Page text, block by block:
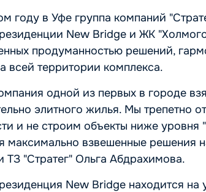
году в Уфе группа компаний
New Bridge и ЖК
продуманностью решений,
всей территории комплекса.
одной из первых в городе
элитного жилья. Мы трепетно
и не строим объекты ниже
максимально взвешенные решения
ТЗ "Стратег" Ольга Абдрахимова.
New Bridge находится